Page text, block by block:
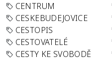
CENTRUM
CESKEBUDEJOVICE
CESTOPIS
CESTOVATELÉ
CESTY KE SVOBODĚ